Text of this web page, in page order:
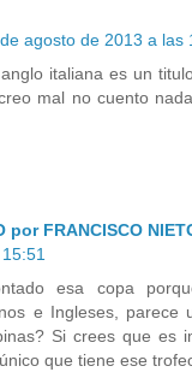
agosto de 2013 a las
italiana es un
mal no cuento
por FRANCISCO
esa copa
e Ingleses, parece
Si crees que es
que tiene ese